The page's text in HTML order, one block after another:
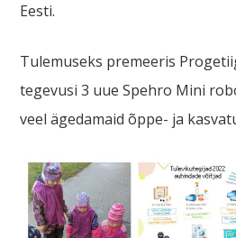
Eesti.
Tulemuseks premeeris
tegevusi 3 uue Spehro Mini
veel ägedamaid õppe- ja